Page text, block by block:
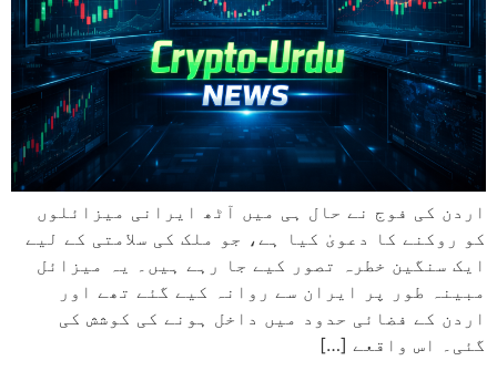
اردن کی فوج نے حال ہی میں آٹھ ایرانی میزائلوں
کو روکنے کا دعویٰ کیا ہے، جو ملک کی سلامتی کے لیے
ایک سنگین خطرہ تصور کیے جا رہے ہیں۔ یہ میزائل
مبینہ طور پر ایران سے روانہ کیے گئے تھے اور
اردن کے فضائی حدود میں داخل ہونے کی کوشش کی
گئی۔ اس واقعے […]